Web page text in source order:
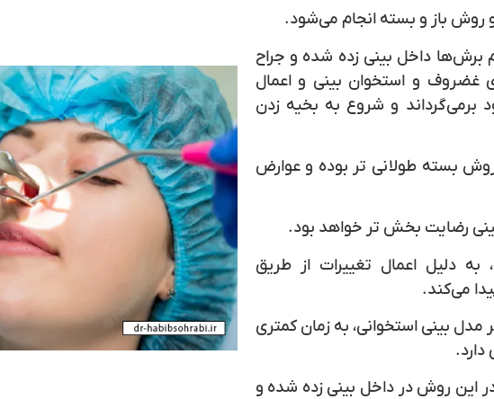
روش باز و بسته انجام می‌شود.
برش‌ها داخل بینی زده شده و جراح
غضروف و استخوان بینی و اعمال
برمی‌گرداند و شروع به بخیه زدن
بسته طولانی تر بوده و عوارض
رضایت بخش تر خواهد بود.
دلیل اعمال تغییرات از طریق
می‌کند.
بینی استخوانی، به زمان کمتری
دارد.
این روش در داخل بینی زده شده و